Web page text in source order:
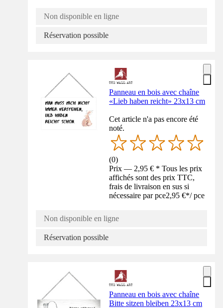
Non disponible en ligne
Réservation possible
Panneau en bois avec chaîne
«Lieb haben reicht» 23x13 cm
Cet article n'a pas encore été
noté.
(0)
Prix — 2,95 € * Tous les prix
affichés sont des prix TTC,
frais de livraison en sus si
nécessaire par pce2,95 €*/ pce
Non disponible en ligne
Réservation possible
Panneau en bois avec chaîne
Bitte sitzen bleiben 23x13 cm